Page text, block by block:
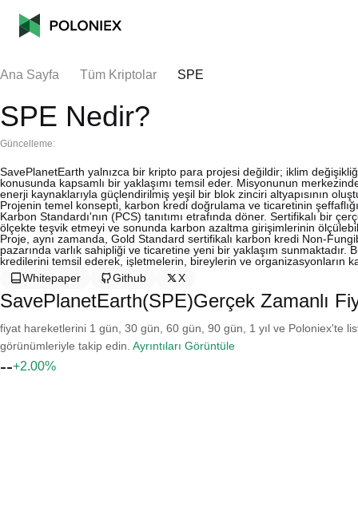
Ana Sayfa Tüm Kriptolar SPE
SPE Nedir?
Güncelleme:
SavePlanetEarth yalnızca bir kripto para projesi değildir; iklim
konusunda kapsamlı bir yaklaşımı temsil eder. Misyonunun
enerji kaynaklarıyla güçlendirilmiş yeşil bir blok zinciri altyapısının
Projenin temel konsepti, karbon kredi doğrulama ve ticaretinin
Karbon Standardı'nın (PCS) tanıtımı etrafında döner. Sertifikalı bir
ölçekte teşvik etmeyi ve sonunda karbon azaltma girişimlerinin
Proje, aynı zamanda, Gold Standard sertifikalı karbon kredi Non-
pazarında varlık sahipliği ve ticaretine yeni bir yaklaşım
kredilerini temsil ederek, işletmelerin, bireylerin ve organizasyonların
Whitepaper
Github X
SavePlanetEarth(SPE)Gerçek Zamanlı
fiyat hareketlerini 1 gün, 30 gün, 60 gün, 90 gün, 1 yıl ve Poloniex'te
görünümleriyle takip edin. Ayrıntıları Görüntüle
--+2.00%